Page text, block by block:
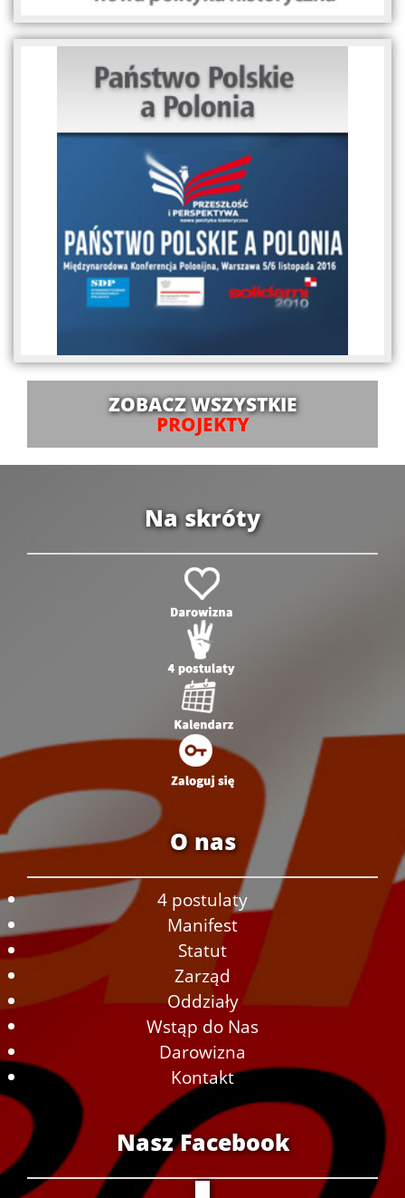
ZOBACZ WSZYSTKIE
PROJEKTY
Na skróty
O nas
4 postulaty
Manifest
Statut
Zarząd
Oddziały
Wstąp do Nas
Darowizna
Kontakt
Nasz Facebook